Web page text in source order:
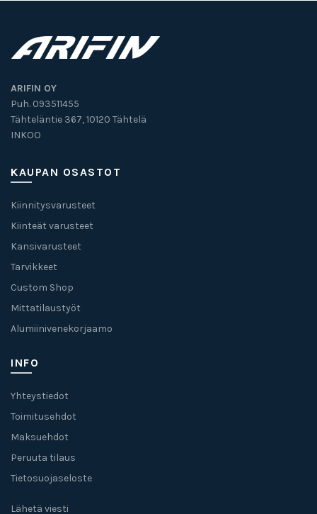
ARIFIN OY
Puh. 093511455
Tähteläntie 367, 10120 Tähtelä
INKOO
KAUPAN OSASTOT
Kiinnitysvarusteet
Kiinteät varusteet
Kansivarusteet
Tarvikkeet
Custom Shop
Mittatilaustyöt
Alumiinivenekorjaamo
INFO
Yhteystiedot
Toimitusehdot
Maksuehdot
Peruuta tilaus
Tietosuojaseloste
Lähetä viesti